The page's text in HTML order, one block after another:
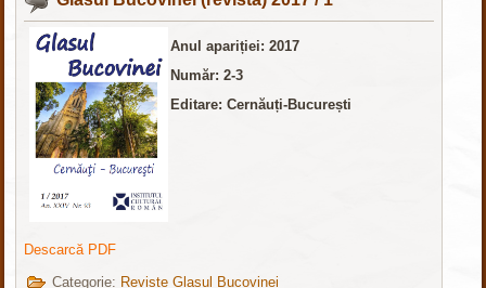
Anul apariției: 2017
Număr: 2-3
Editare: Cernăuți-București
Descarcă PDF
Categorie: Reviste Glasul Bucovinei